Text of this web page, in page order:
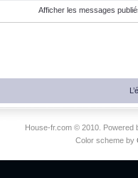
Afficher les messages
House-fr.com © 2010. Powered
Color scheme by